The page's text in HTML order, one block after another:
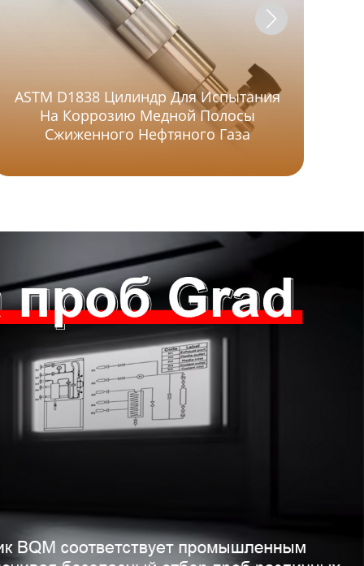
ASTM D1838 Цилиндр Для Испытания
На Коррозию Медной Полосы
Сжиженного Нефтяного Газа